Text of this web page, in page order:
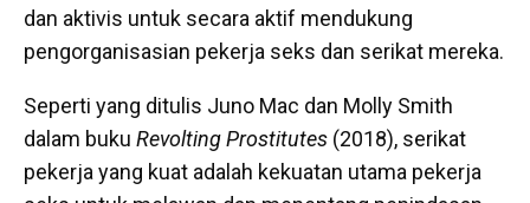
dan aktivis untuk secara aktif mendukung
pengorganisasian pekerja seks dan serikat mereka.
Seperti yang ditulis Juno Mac dan Molly Smith
dalam buku Revolting Prostitutes (2018), serikat
pekerja yang kuat adalah kekuatan utama pekerja